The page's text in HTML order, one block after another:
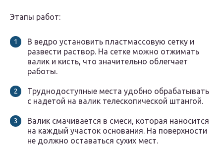
Этапы работ:
В ведро установить пластмассовую сетку и
развести раствор. На сетке можно отжимать
валик и кисть, что значительно облегчает
работы.
Труднодоступные места удобно обрабатывать
с надетой на валик телескопической штангой.
Валик смачивается в смеси, которая наносится
на каждый участок основания. На поверхности
не должно оставаться сухих мест.